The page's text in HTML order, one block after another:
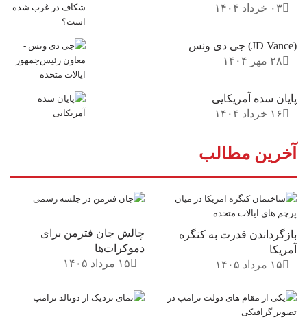
۰۳ خرداد ۱۴۰۴
(JD Vance) جی دی ونس
۲۸ مهر ۱۴۰۴
پایان سده آمریکایی
۱۶ خرداد ۱۴۰۴
آخرین مطالب
چالش جان فترمن برای
دموکرات‌ها
۱۵ مرداد ۱۴۰۵
بازگرداندن قدرت به کنگره
آمریکا
۱۵ مرداد ۱۴۰۵